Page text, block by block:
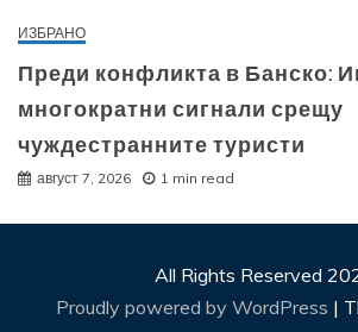
ИЗБРАНО
Преди конфликта в Банско:
многократни сигнали срещу
чуждестранните туристи
август 7, 2026 1 min read
All Rights Reserved
Proudly powered by WordPress |